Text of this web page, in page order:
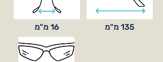
16 מ"מ 135 מ"מ